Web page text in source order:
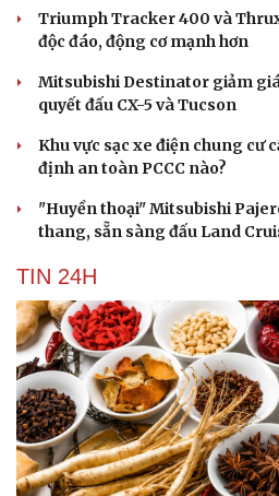
Triumph Tracker 400 và
độc đáo, động cơ mạnh hơn
Mitsubishi Destinator giảm
quyết đấu CX-5 và Tucson
Khu vực sạc xe điện chung cư
định an toàn PCCC nào?
"Huyền thoại" Mitsubishi
thang, sẵn sàng đấu Land
TIN 24H